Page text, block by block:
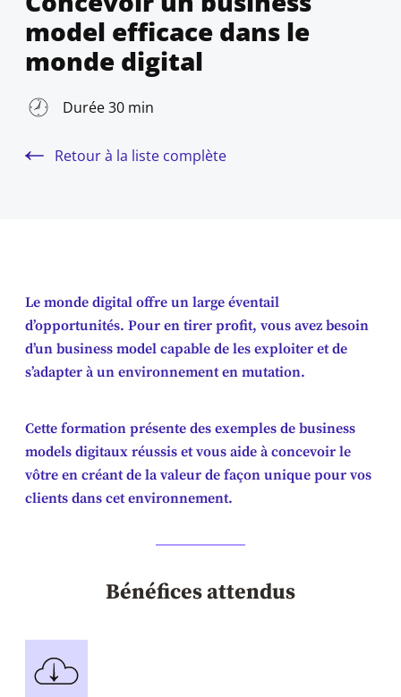
model efficace dans le
monde digital
Durée 30 min
Retour à la liste complète
Le monde digital offre un large éventail
d’opportunités. Pour en tirer profit, vous avez besoin
d’un business model capable de les exploiter et de
s’adapter à un environnement en mutation.
Cette formation présente des exemples de business
models digitaux réussis et vous aide à concevoir le
vôtre en créant de la valeur de façon unique pour vos
clients dans cet environnement.
Bénéfices attendus